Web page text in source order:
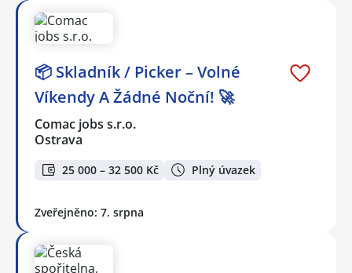
📦 Skladník / Picker – Volné
Víkendy A Žádné Noční! 🚀
Comac jobs s.r.o.
Ostrava
25 000 – 32 500 Kč Plný úvazek
Zveřejněno: 7. srpna